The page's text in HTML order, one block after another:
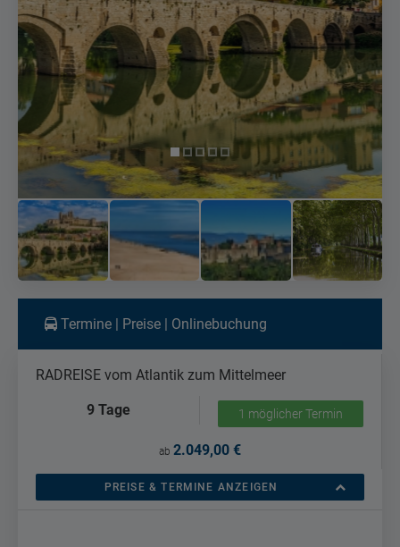
Termine | Preise | Onlinebuchung
RADREISE vom Atlantik zum Mittelmeer
9 Tage 1 möglicher Termin
ab 2.049,00 €
PREISE & TERMINE ANZEIGEN